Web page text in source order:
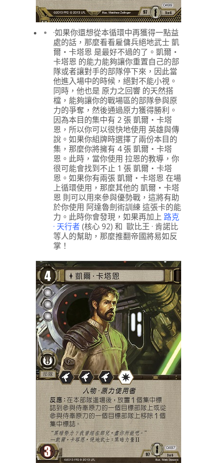
·如果你還想從本循環中再獲得一點益
處的話，那麼看看雇傭兵絕地武士 凱
爾‧卡塔恩 是最好不過的了。凱爾‧
卡塔恩 的能力能夠讓你重置自己的部
隊或者讓對手的部隊停下來，因此當
他進入場中的時候，絕對不能小視。
同時，他也是 原力之回響 的天然搭
檔，能夠讓你的戰場區的部隊參與原
力的爭奪，然後通過原力獲得勝利。
因為本目的集中有 2 張 凱爾‧卡塔
恩，所以你可以很快地使用 英雄與傳
說。如果你組牌時選擇了兩份本目的
集，那麼你將擁有 4 張 凱爾‧卡塔
恩。此時，當你使用 拉恩的教導，你
很可能會找到不止 1 張 凱爾‧卡塔
恩。如果你有兩張 凱爾‧卡塔恩 在場
上循環使用，那麼其他的 凱爾‧卡塔
恩 則可以用來參與優勢戰，這將有助
於你使用 阿達魯劍術訓練 這張卡的能
力。此時你會發現，如果再加上 路克
· 天行者(核心 92) 和 歐比王 · 肯諾比
等人的幫助，那麼推翻帝國將易如反
掌！